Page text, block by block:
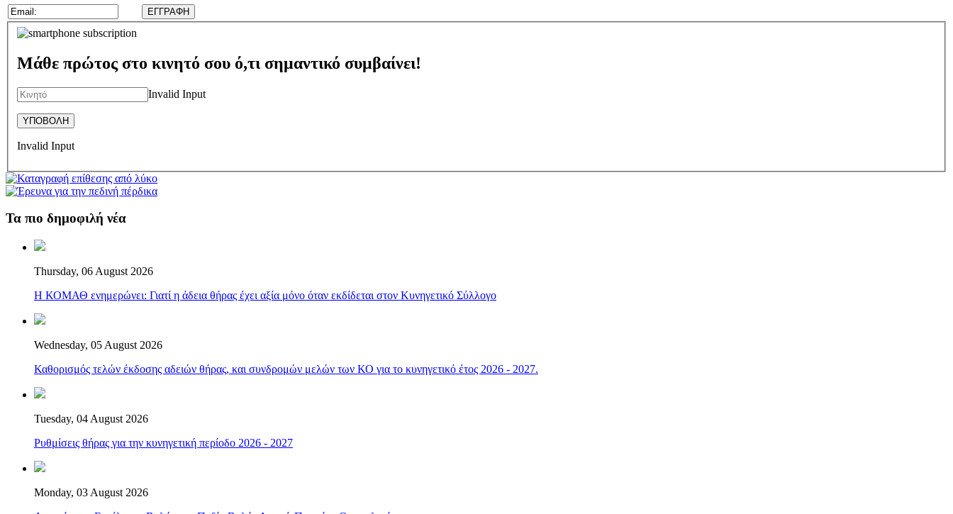
Μάθε πρώτος στο κινητό σου ό,τι σημαντικό συμβαίνει!
Invalid Input
Invalid Input
Τα πιο δημοφιλή νέα
Thursday, 06 August 2026
Η ΚΟΜΑΘ ενημερώνει: Γιατί η άδεια θήρας έχει αξία μόνο όταν εκδίδεται στον Κυνηγετικό Σύλλογο
Wednesday, 05 August 2026
Καθορισμός τελών έκδοσης αδειών θήρας, και συνδρομών μελών των ΚΟ για το κυνηγετικό έτος 2026 - 2027.
Tuesday, 04 August 2026
Ρυθμίσεις θήρας για την κυνηγετική περίοδο 2026 - 2027
Monday, 03 August 2026